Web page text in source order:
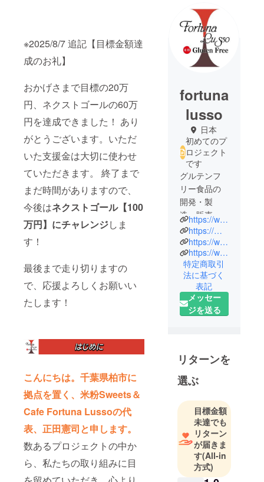
※2025/8/7 追記【目標金額達
成のお礼】
おかげさまで目標の20万
円、ネクストゴールの60万
円を達成できました！ あり
がとうございます。いただ
いた支援金は大切に使わせ
ていただきます。 終了まで
まだ時間がありますので、
今後はネクストゴール【100
万円】にチャレンジしま
す！
最後まで走り切りますの
で、応援よろしくお願いい
たします！
こんにちは。千葉県柏市に
拠点を置く、米粉Sweets＆
Cafe Fortuna Lussoの代
表、正田憲司と申します。
数あるプロジェクトの中か
ら、私たちの取り組みに目
fortuna
lusso
日本
初めてのプ
ロジェクト
です
グルテンフ
リー食品の
開発・製
造・販売を
しておりま
す。
米粉麺をは
じめ米粉パ
ン、米粉洋
菓子など多
彩な商品を
取り揃えて
富な管理栄
ピ開発と監
グルテンア
レルギーの
方のみなら
ず、様々な
疾患を持つ
皆様のご相
https://www.fortuna-lusso.com/
https://medfoodjapan.official.ec/
https://www.instagram.com/fortunalusso/
https://www.facebook.com/fortuna.lusso/?locale=ja_JP
特定商取引
法に基づく
表記
メッセー
ジを送る
リターンを
選ぶ
目標金額
未達でも
リターン
が届きま
す(All-in
方式)